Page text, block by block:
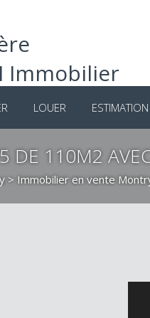
LOUER ESTIMATION
DE 110M2
> Immobilier en vente